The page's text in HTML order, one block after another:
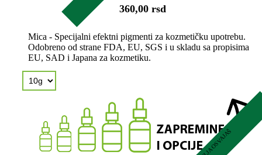
360,00 rsd
Mica - Specijalni efektni pigmenti za kozmetičku upotrebu.
Odobreno od strane FDA, EU, SGS i u skladu sa propisima
EU, SAD i Japana za kozmetiku.